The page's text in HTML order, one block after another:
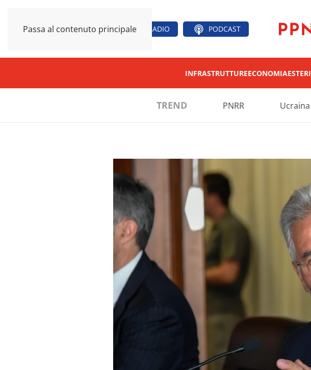
Passa al contenuto principale RADIO PODCAST
INFRASTRUTTUREECONOMIAESTERI
TREND PNRR Ucraina